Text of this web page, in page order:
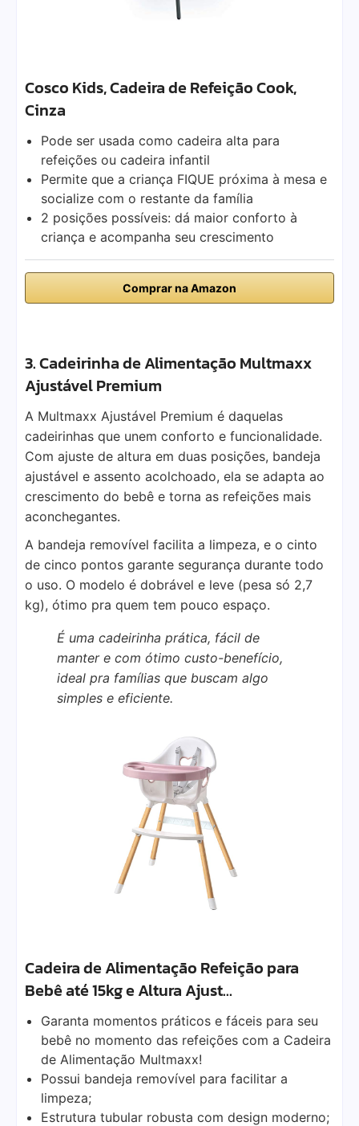
Cosco Kids, Cadeira de Refeição Cook,
Cinza
Pode ser usada como cadeira alta para
refeições ou cadeira infantil
Permite que a criança FIQUE próxima à mesa e
socialize com o restante da família
2 posições possíveis: dá maior conforto à
criança e acompanha seu crescimento
Comprar na Amazon
3. Cadeirinha de Alimentação Multmaxx
Ajustável Premium
A Multmaxx Ajustável Premium é daquelas
cadeirinhas que unem conforto e funcionalidade.
Com ajuste de altura em duas posições, bandeja
ajustável e assento acolchoado, ela se adapta ao
crescimento do bebê e torna as refeições mais
aconchegantes.
A bandeja removível facilita a limpeza, e o cinto
de cinco pontos garante segurança durante todo
o uso. O modelo é dobrável e leve (pesa só 2,7
kg), ótimo pra quem tem pouco espaço.
É uma cadeirinha prática, fácil de
manter e com ótimo custo-benefício,
ideal pra famílias que buscam algo
simples e eficiente.
Cadeira de Alimentação Refeição para
Bebê até 15kg e Altura Ajust…
Garanta momentos práticos e fáceis para seu
bebê no momento das refeições com a Cadeira
de Alimentação Multmaxx!
Possui bandeja removível para facilitar a
limpeza;
Estrutura tubular robusta com design moderno;